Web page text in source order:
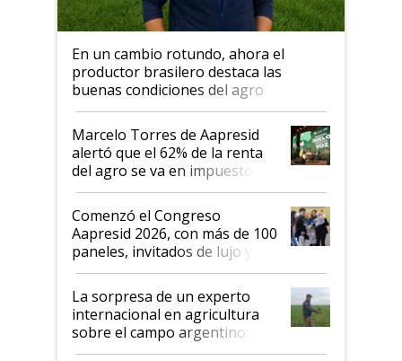
En un cambio rotundo, ahora el
productor brasilero destaca las
buenas condiciones del agro
argentino para invertir: "Los veo
más motivados"
Marcelo Torres de Aapresid
alertó que el 62% de la renta
del agro se va en impuestos:
"No es bueno que en
Argentina se sigan discutiendo
las mismas cosas de hace 50
años"
Comenzó el Congreso
Aapresid 2026, con más de 100
paneles, invitados de lujo y
todas las tendencias
La sorpresa de un experto
internacional en agricultura
sobre el campo argentino:
"Estoy muy impresionado"